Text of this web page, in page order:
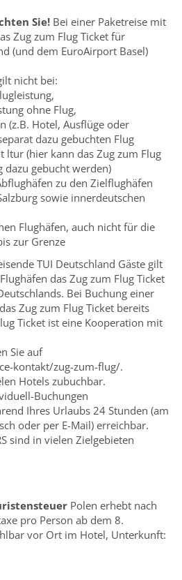
Sie! Bei einer Paketreise mit
Zug zum Flug Ticket für
(und dem EuroAirport Basel)
nicht bei:
ohne Flug,
(z.B. Hotel, Ausflüge oder
dazu gebuchten Flug
ltur (hier kann das Zug zum Flug
gebucht werden)
zu den Zielflughäfen
sowie innerdeutschen
Flughäfen, auch nicht für die
zur Grenze
TUI Deutschland Gäste gilt
das Zug zum Flug Ticket
Bei Buchung einer
Zug zum Flug Ticket bereits
Ticket ist eine Kooperation mit
Sie auf
kontakt/zug-zum-flug/.
Hotels zubuchbar.
Buchungen
Ihres Urlaubs 24 Stunden (am
oder per E-Mail) erreichbar.
sind in vielen Zielgebieten
Polen erhebt nach
pro Person ab dem 8.
vor Ort im Hotel, Unterkunft: